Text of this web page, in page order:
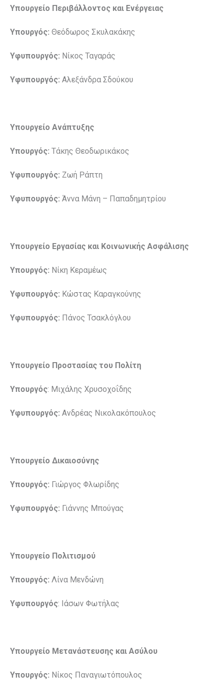
Υπουργείο Περιβάλλοντος και Ενέργειας
Υπουργός: Θεόδωρος Σκυλακάκης
Υφυπουργός: Νίκος Ταγαράς
Υφυπουργός: Αλεξάνδρα Σδούκου
Υπουργείο Ανάπτυξης
Υπουργός: Τάκης Θεοδωρικάκος
Υφυπουργός: Ζωή Ράπτη
Υφυπουργός: Άννα Μάνη – Παπαδημητρίου
Υπουργείο Εργασίας και Κοινωνικής Ασφάλισης
Υπουργός: Νίκη Κεραμέως
Υφυπουργός: Κώστας Καραγκούνης
Υφυπουργός: Πάνος Τσακλόγλου
Υπουργείο Προστασίας του Πολίτη
Υπουργός: Μιχάλης Χρυσοχοΐδης
Υφυπουργός: Ανδρέας Νικολακόπουλος
Υπουργείο Δικαιοσύνης
Υπουργός: Γιώργος Φλωρίδης
Υφυπουργός: Γιάννης Μπούγας
Υπουργείο Πολιτισμού
Υπουργός: Λίνα Μενδώνη
Υφυπουργός: Ιάσων Φωτήλας
Υπουργείο Μετανάστευσης και Ασύλου
Υπουργός: Νίκος Παναγιωτόπουλος